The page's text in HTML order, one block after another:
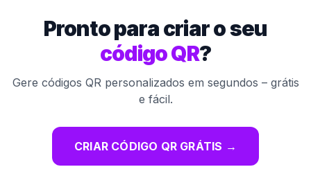
Pronto para criar o seu
código QR?
Gere códigos QR personalizados em segundos – grátis
e fácil.
CRIAR CÓDIGO QR GRÁTIS →